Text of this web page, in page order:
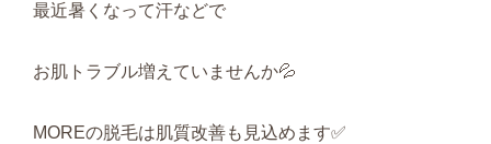
最近暑くなって汗などで
お肌トラブル増えていませんか💦
MOREの脱毛は肌質改善も見込めます✅